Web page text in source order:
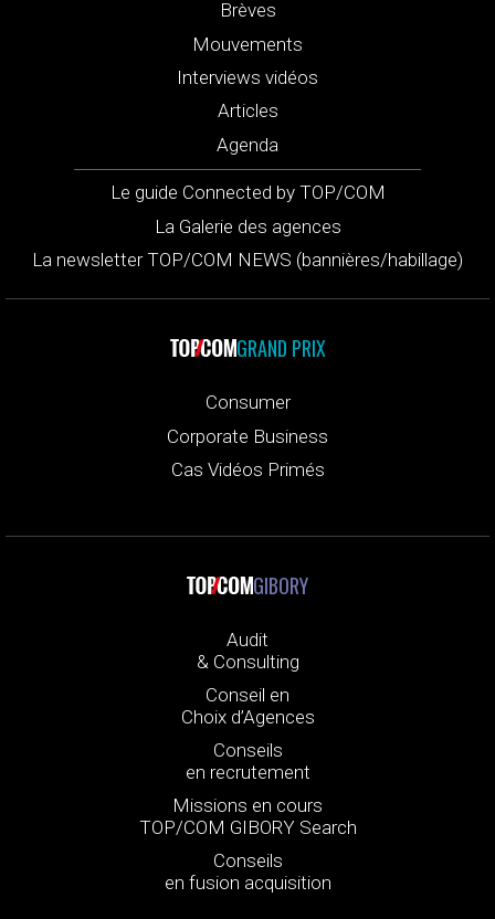
Brèves
Mouvements
Interviews vidéos
Articles
Agenda
Le guide Connected by TOP/COM
La Galerie des agences
La newsletter TOP/COM NEWS (bannières/habillage)
GRAND PRIX
Consumer
Corporate Business
Cas Vidéos Primés
GIBORY
Audit
& Consulting
Conseil en
Choix d’Agences
Conseils
en recrutement
Missions en cours
TOP/COM GIBORY Search
Conseils
en fusion acquisition